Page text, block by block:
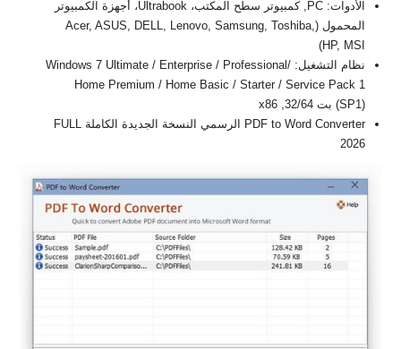
الأدوات: PC, كمبيوتر سطح المكتب، Ultrabook، أجهزة الكمبيوتر
المحمول (Acer, ASUS, DELL, Lenovo, Samsung, Toshiba,
HP, MSI)
نظام التشغيل: Windows 7 Ultimate / Enterprise / Professional/
Home Premium / Home Basic / Starter / Service Pack 1
(SP1) بت 32/64, x86
PDF to Word Converter الرسمي النسخة الجديدة الكاملة FULL
2026